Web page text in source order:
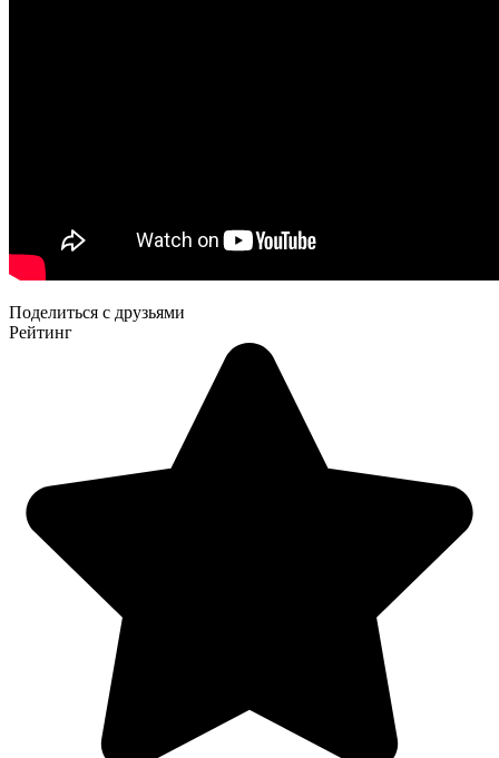
Поделиться с друзьями
Рейтинг